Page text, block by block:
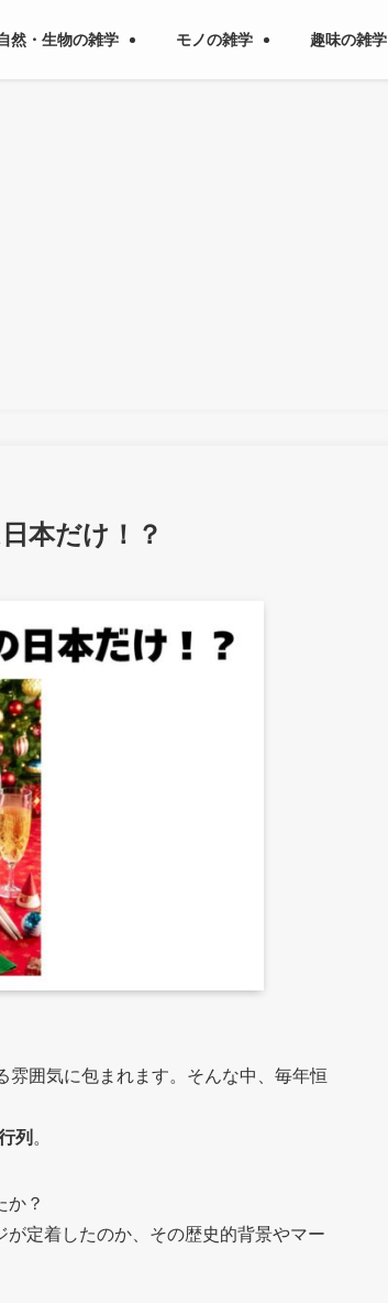
然・生物の雑学 モノの雑学 趣味の雑学
本だけ！？
雰囲気に包まれます。そんな中、毎年恒
列 。
か？
定着したのか、その歴史的背景やマー